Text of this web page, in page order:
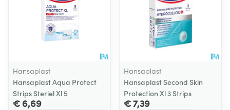
Hansaplast
Hansaplast Aqua Protect
Strips Steriel Xl 5
€ 6,69
Hansaplast
Hansaplast Second Skin
Protection Xl 3 Strips
€ 7,39